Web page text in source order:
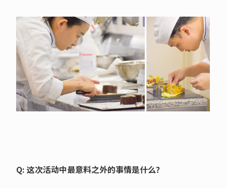
Q: 这次活动中最意料之外的事情是什么？